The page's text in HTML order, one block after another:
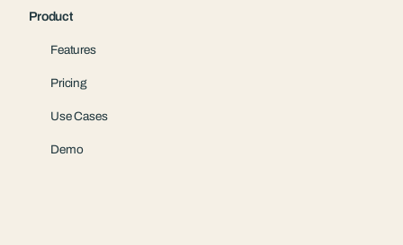
Product
Features
Pricing
Use Cases
Demo